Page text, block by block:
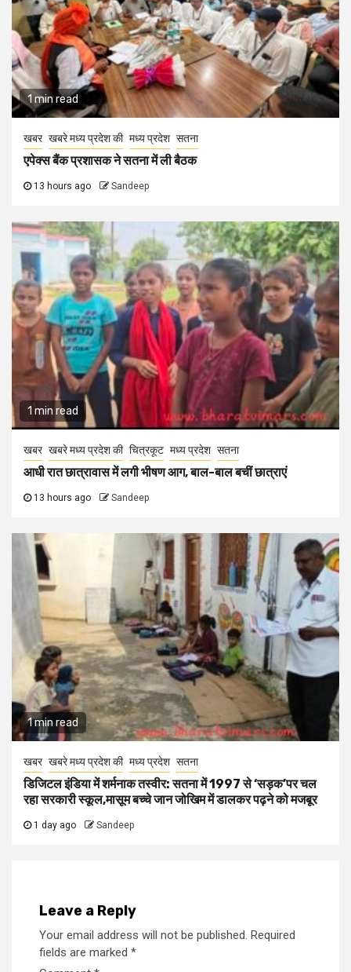
1 min read
खबर खबरे मध्य प्रदेश की मध्य प्रदेश सतना
एपेक्स बैंक प्रशासक ने सतना में ली बैठक
13 hours ago Sandeep
1 min read
खबर खबरे मध्य प्रदेश की चित्रकूट मध्य प्रदेश सतना
आधी रात छात्रावास में लगी भीषण आग, बाल-बाल बचीं छात्राएं
13 hours ago Sandeep
1 min read
खबर खबरे मध्य प्रदेश की मध्य प्रदेश सतना
डिजिटल इंडिया में शर्मनाक तस्वीर: सतना में 1997 से ‘सड़क’पर चल
रहा सरकारी स्कूल,मासूम बच्चे जान जोखिम में डालकर पढ़ने को मजबूर
1 day ago Sandeep
Leave a Reply
Your email address will not be published. Required
fields are marked *